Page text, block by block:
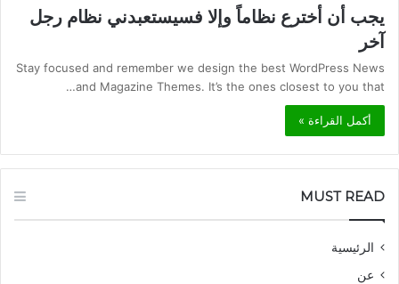
يجب أن أخترع نظاماً وإلا فسيستعبدني نظام رجل
آخر
Stay focused and remember we design the best WordPress News
and Magazine Themes. It’s the ones closest to you that…
أكمل القراءة »
MUST READ
الرئيسية
عن